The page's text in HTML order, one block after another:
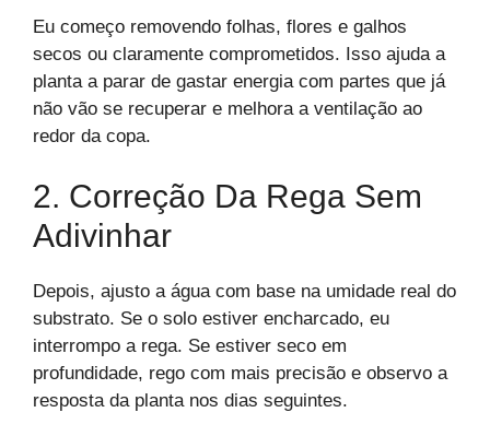
Eu começo removendo folhas, flores e galhos
secos ou claramente comprometidos. Isso ajuda a
planta a parar de gastar energia com partes que já
não vão se recuperar e melhora a ventilação ao
redor da copa.
2. Correção Da Rega Sem
Adivinhar
Depois, ajusto a água com base na umidade real do
substrato. Se o solo estiver encharcado, eu
interrompo a rega. Se estiver seco em
profundidade, rego com mais precisão e observo a
resposta da planta nos dias seguintes.